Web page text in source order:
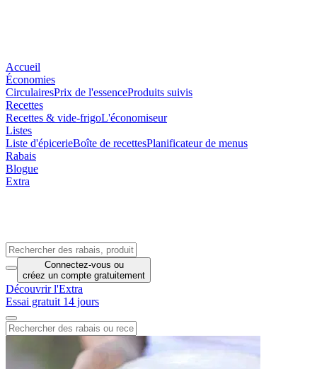
Accueil
Économies
CirculairesPrix de l'essenceProduits suivis
Recettes
Recettes & vide-frigoL'économiseur
Listes
Liste d'épicerieBoîte de recettesPlanificateur de menus
Rabais
Blogue
Extra
Connectez-vous ou
créez un compte gratuitement
Découvrir l'Extra
Essai gratuit 14 jours